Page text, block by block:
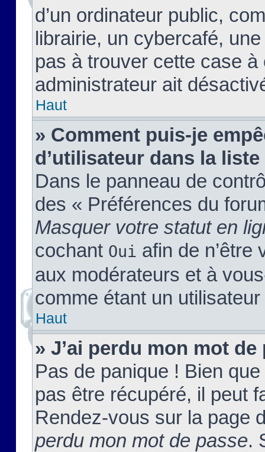
d’un ordinateur public,
librairie, un cybercafé,
pas à trouver cette case à
administrateur ait
Haut
» Comment puis-je
d’utilisateur dans la
Dans le panneau de
des « Préférences du
Masquer votre statut en
cochant Oui afin de n’être
aux modérateurs et à
comme étant un
Haut
» J’ai perdu mon mot de
Pas de panique ! Bien
pas être récupéré, il peut
Rendez-vous sur la page
perdu mon mot de passe.